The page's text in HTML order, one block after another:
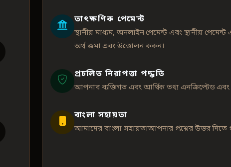
তাৎক্ষণিক পেমেন্ট
স্থানীয় মাধ্যম, অনলাইন পেমেন্ট এবং স্থানীয় পেমেন্ট
অর্থ জমা এবং উত্তোলন করুন।
প্রচলিত নিরাপত্তা পদ্ধতি
আপনার ব্যক্তিগত এবং আর্থিক তথ্য এনক্রিপ্টেড এবং
বাংলা সহায়তা
আমাদের বাংলা সহায়তাআপনার প্রশ্নের উত্তর দিতে